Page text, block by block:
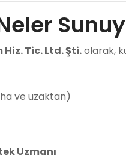
Tic. Ltd. Şti.olarak,
ve uzaktan)
Uzmanı